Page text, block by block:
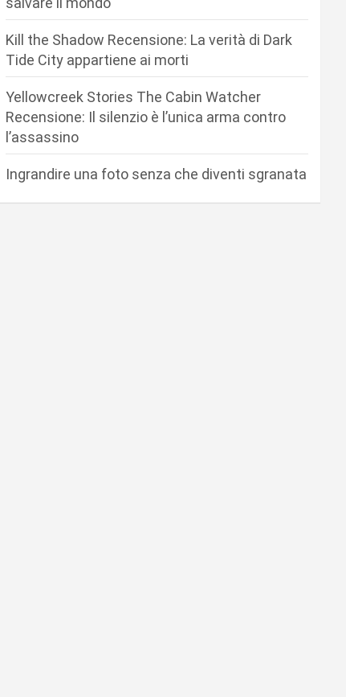
Kill the Shadow Recensione: La verità di Dark
Tide City appartiene ai morti
Yellowcreek Stories The Cabin Watcher
Recensione: Il silenzio è l’unica arma contro
l’assassino
Ingrandire una foto senza che diventi sgranata